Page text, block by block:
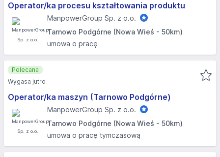
Operator/ka procesu kształtowania produktu
ManpowerGroup Sp. z o.o.
Tarnowo Podgórne (Nowa Wieś - 50km)
umowa o pracę
Operator/ka maszyn (Tarnowo Podgórne)
ManpowerGroup Sp. z o.o.
Tarnowo Podgórne (Nowa Wieś - 50km)
umowa o pracę tymczasową
Polecana
Wygasa jutro